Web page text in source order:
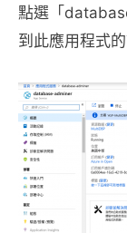
點選「
到此應用程式